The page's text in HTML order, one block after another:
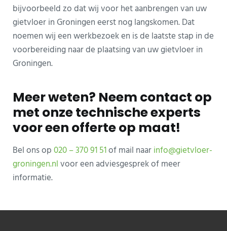
bijvoorbeeld zo dat wij voor het aanbrengen van uw
gietvloer in Groningen eerst nog langskomen. Dat
noemen wij een werkbezoek en is de laatste stap in de
voorbereiding naar de plaatsing van uw gietvloer in
Groningen.
Meer weten? Neem contact op
met onze technische experts
voor een offerte op maat!
Bel ons op020 – 370 91 51of mail naarinfo@gietvloer-
groningen.nlvoor een adviesgesprek of meer
informatie.